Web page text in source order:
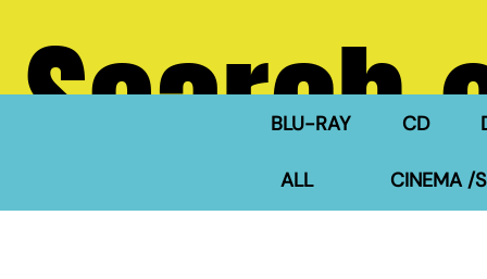
BLU-RAY CD
ALL CINEMA /
Search